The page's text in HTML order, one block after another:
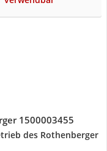
1500003455
des Rothenberger